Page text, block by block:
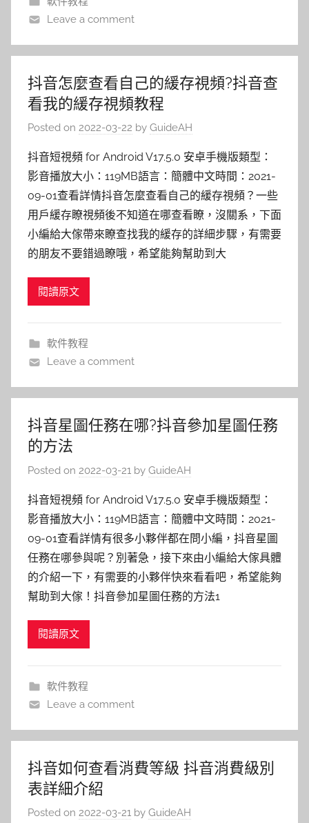
Leave a comment
抖音怎麼查看自己的緩存視頻?抖音查
看我的緩存視頻教程
Posted on 2022-03-22 by GuideAH
抖音短視頻 for Android V17.5.0 安卓手機版類型：
影音播放大小：119MB語言：簡體中文時間：2021-
09-01查看詳情抖音怎麼查看自己的緩存視頻？一些
用戶緩存瞭視頻後不知道在哪查看瞭，沒關系，下面
小編給大傢帶來瞭查找我的緩存的詳細步驟，有需要
的朋友不要錯過瞭哦，希望能夠幫助到大
閱讀原文
軟件教程
Leave a comment
抖音星圖任務在哪?抖音參加星圖任務
的方法
Posted on 2022-03-21 by GuideAH
抖音短視頻 for Android V17.5.0 安卓手機版類型：
影音播放大小：119MB語言：簡體中文時間：2021-
09-01查看詳情有很多小夥伴都在問小編，抖音星圖
任務在哪參與呢？別著急，接下來由小編給大傢具體
的介紹一下，有需要的小夥伴快來看看吧，希望能夠
幫助到大傢！抖音參加星圖任務的方法1
閱讀原文
軟件教程
Leave a comment
抖音如何查看消費等級 抖音消費級別
表詳細介紹
Posted on 2022-03-21 by GuideAH